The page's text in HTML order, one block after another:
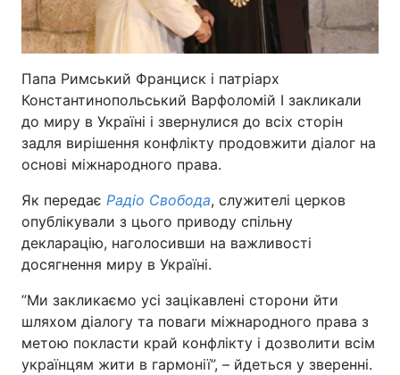
Економіка
Екологія
РЕГІОНИ
Київ Львів
Дніпро Харків
Спорт Наука
Папа Римський Франциск і патріарх
Константинопольський Варфоломій І закликали
до миру в Україні і звернулися до всіх сторін
задля вирішення конфлікту продовжити діалог на
основі міжнародного права.
Як передає Радіо Свобода, служителі церков
опублікували з цього приводу спільну
декларацію, наголосивши на важливості
досягнення миру в Україні.
”Ми закликаємо усі зацікавлені сторони йти
шляхом діалогу та поваги міжнародного права з
метою покласти край конфлікту і дозволити всім
українцям жити в гармонії”, – йдеться у зверенні.